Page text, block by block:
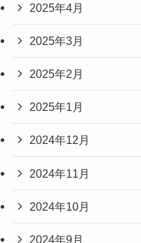
2025年4月
2025年3月
2025年2月
2025年1月
2024年12月
2024年11月
2024年10月
2024年9月